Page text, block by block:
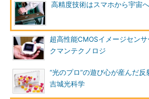
高精度技術はスマホから宇宙
超高性能CMOSイメージセン
クマンテクノロジ
“光のプロ”の遊び心が産んだ
吉城光科学